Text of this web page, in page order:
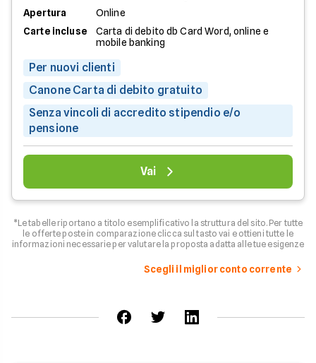
Apertura
Online
Carte incluse
Carta di debito db Card Word, online e
mobile banking
Per nuovi clienti
Canone Carta di debito gratuito
Senza vincoli di accredito stipendio e/o
pensione
Vai
*Le tabelle riportano a titolo esemplificativo la struttura del sito. Per tutte
le offerte poste in comparazione clicca sul tasto vai e ottieni tutte le
informazioni necessarie per valutare la proposta adatta alle tue esigenze
Scegli il miglior conto corrente